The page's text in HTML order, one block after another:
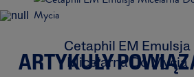
Cetaphil EM Emulsja
Micelarna Do Mycia
ARTYKUŁY